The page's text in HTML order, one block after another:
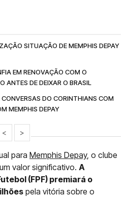
SITUAÇÃO DE MEMPHIS DEPAY
EM RENOVAÇÃO COM O
ANTES DE DEIXAR O BRASIL
DO CORINTHIANS COM
MEMPHIS DEPAY
< >
para Memphis Depay, o clube
valor significativo. A
(FPF) premiará o
pela vitória sobre o